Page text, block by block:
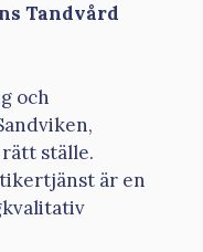
Tandvård
och
ställe.
är en